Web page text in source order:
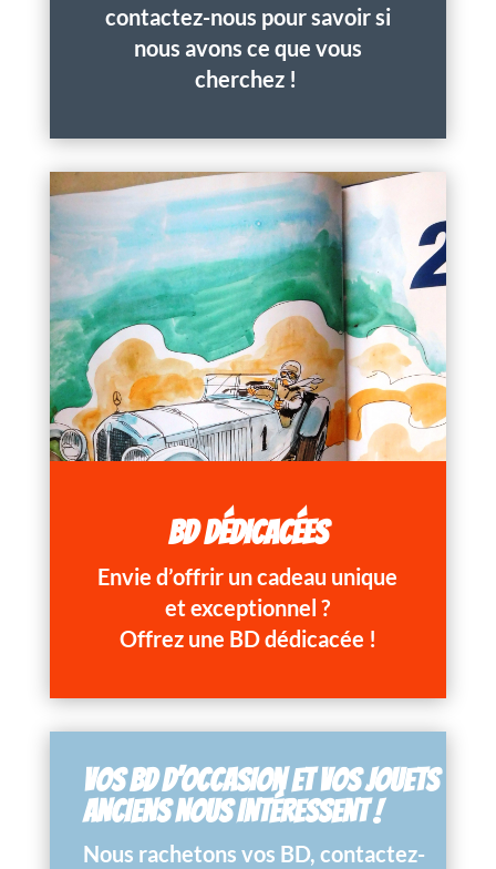
contactez-nous pour savoir si
nous avons ce que vous
cherchez !
BD DÉDICACÉES
Envie d’offrir un cadeau unique
et exceptionnel ?
Offrez une BD dédicacée !
VOS BD D’OCCASION ET VOS JOUETS
ANCIENS NOUS INTÉRESSENT !
Nous rachetons vos BD, contactez-